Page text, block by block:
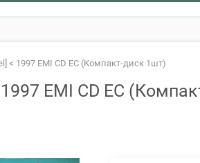
< 1997 EMI CD EC (Компакт-диск 1шт)
EMI CD EC